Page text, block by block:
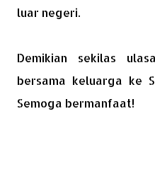
luar negeri.
Demikian sekilas
bersama keluarga ke
Semoga bermanfaat!